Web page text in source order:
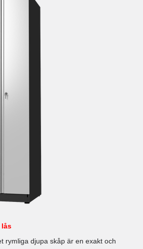
lås
rymliga djupa skåp är en exakt och